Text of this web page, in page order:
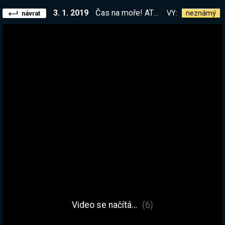
návrat 3. 1. 2019 Čas na moře! ATLAS s partou <3 VY: neznámý
Video se načítá… (7)